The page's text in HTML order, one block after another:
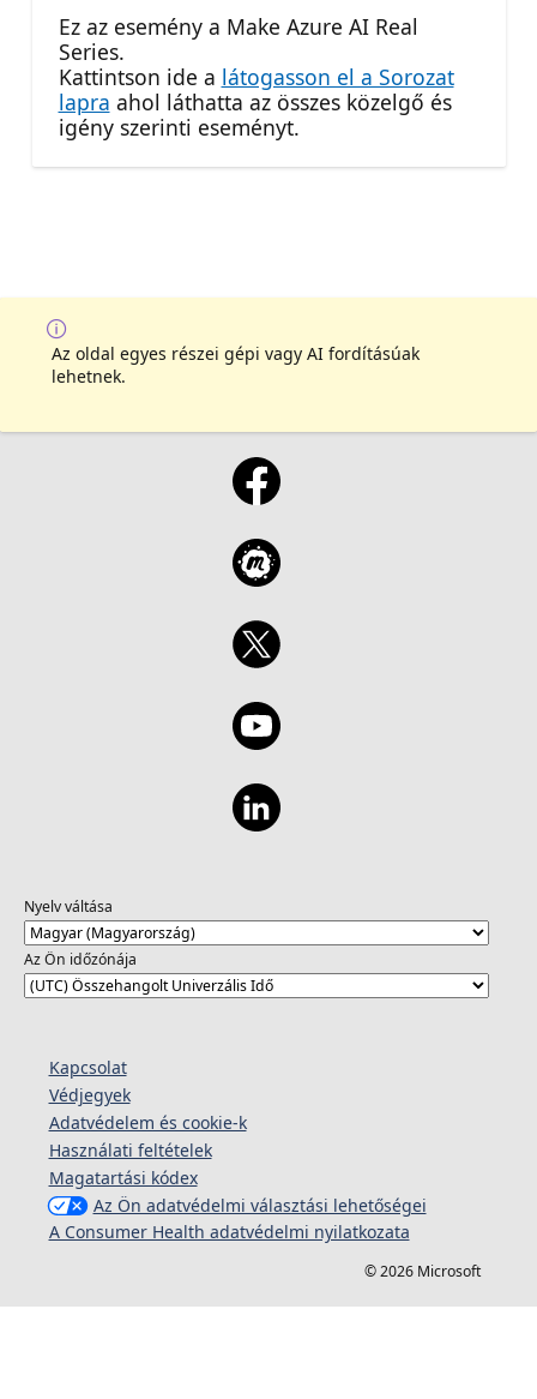
Ez az esemény a Make Azure AI Real
Series.
Kattintson ide a látogasson el a Sorozat
lapra ahol láthatta az összes közelgő és
igény szerinti eseményt.
Az oldal egyes részei gépi vagy AI fordításúak
lehetnek.
Nyelv váltása
Az Ön időzónája
Kapcsolat
Védjegyek
Adatvédelem és cookie-k
Használati feltételek
Magatartási kódex
Az Ön adatvédelmi választási lehetőségei
A Consumer Health adatvédelmi nyilatkozata
© 2026 Microsoft